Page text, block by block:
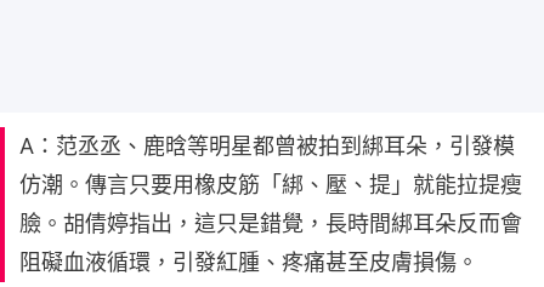
A：范丞丞、鹿晗等明星都曾被拍到綁耳朵，引發模
仿潮。傳言只要用橡皮筋「綁、壓、提」就能拉提瘦
臉。胡倩婷指出，這只是錯覺，長時間綁耳朵反而會
阻礙血液循環，引發紅腫、疼痛甚至皮膚損傷。